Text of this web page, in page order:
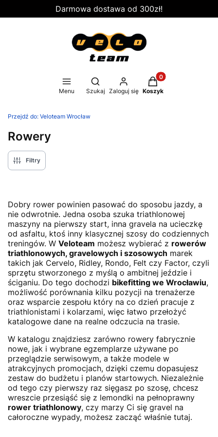
Darmowa dostawa od 300zł!
Menu
Otwórz wyszukiwarkę
Szukaj Zaloguj się
Produkty w
Koszyk
Przejdź do: Veloteam Wrocław
Rowery
Filtry
Dobry rower powinien pasować do sposobu jazdy, a
nie odwrotnie. Jedna osoba szuka triathlonowej
maszyny na pierwszy start, inna gravela na ucieczkę
od asfaltu, ktoś inny klasycznej szosy do codziennych
treningów. W Veloteam możesz wybierać z rowerów
triathlonowych, gravelowych i szosowych marek
takich jak Cervelo, Ridley, Rondo, Felt czy Factor, czyli
sprzętu stworzonego z myślą o ambitnej jeździe i
ściganiu. Do tego dochodzi bikefitting we Wrocławiu,
możliwość porównania kilku pozycji na trenażerze
oraz wsparcie zespołu który na co dzień pracuje z
triathlonistami i kolarzami, więc łatwo przełożyć
katalogowe dane na realne odczucia na trasie.
W katalogu znajdziesz zarówno rowery fabrycznie
nowe, jak i wybrane egzemplarze używane po
przeglądzie serwisowym, a także modele w
atrakcyjnych promocjach, dzięki czemu dopasujesz
zestaw do budżetu i planów startowych. Niezależnie
od tego czy pierwszy raz sięgasz po szosę, chcesz
wreszcie przesiąść się z lemondki na pełnoprawny
rower triathlonowy, czy marzy Ci się gravel na
całoroczne wypady, możesz zacząć właśnie tutaj.